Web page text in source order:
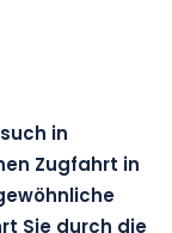
in
Zugfahrt in